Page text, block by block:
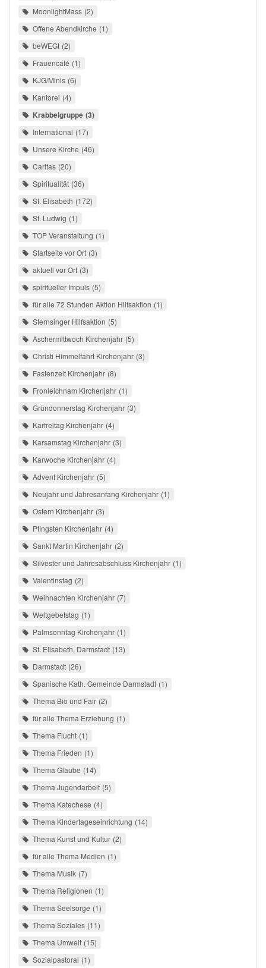
MoonlightMass 2
Offene Abendkirche 1
beWEGt 2
Frauencafé 1
KJG/Minis 6
Kantorei 4
Krabbelgruppe 3
International 17
Unsere Kirche 46
Caritas 20
Spiritualität 36
St. Elisabeth 172
St. Ludwig 1
TOP Veranstaltung 1
Startseite vor Ort 3
aktuell vor Ort 3
spiritueller Impuls 5
für alle 72 Stunden Aktion Hilfsaktion 1
Sternsinger Hilfsaktion 5
Aschermittwoch Kirchenjahr 5
Christi Himmelfahrt Kirchenjahr 3
Fastenzeit Kirchenjahr 8
Fronleichnam Kirchenjahr 1
Gründonnerstag Kirchenjahr 3
Karfreitag Kirchenjahr 4
Karsamstag Kirchenjahr 3
Karwoche Kirchenjahr 4
Advent Kirchenjahr 5
Neujahr und Jahresanfang Kirchenjahr 1
Ostern Kirchenjahr 3
Pfingsten Kirchenjahr 4
Sankt Martin Kirchenjahr 2
Silvester und Jahresabschluss Kirchenjahr 1
Valentinstag 2
Weihnachten Kirchenjahr 7
Weltgebetstag 1
Palmsonntag Kirchenjahr 1
St. Elisabeth, Darmstadt 13
Darmstadt 26
Spanische Kath. Gemeinde Darmstadt 1
Thema Bio und Fair 2
für alle Thema Erziehung 1
Thema Flucht 1
Thema Frieden 1
Thema Glaube 14
Thema Jugendarbeit 5
Thema Katechese 4
Thema Kindertageseinrichtung 14
Thema Kunst und Kultur 2
für alle Thema Medien 1
Thema Musik 7
Thema Religionen 1
Thema Seelsorge 1
Thema Soziales 11
Thema Umwelt 15
Sozialpastoral 1